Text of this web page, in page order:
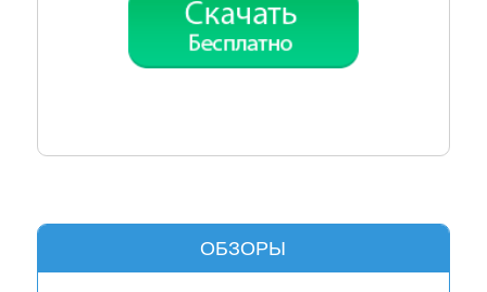
ОБЗОРЫ
Разгон и мониторинг